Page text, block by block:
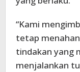
“Kami
tetap
tindakan yang
menjalankan